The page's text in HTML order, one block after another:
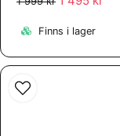
Finns i lager